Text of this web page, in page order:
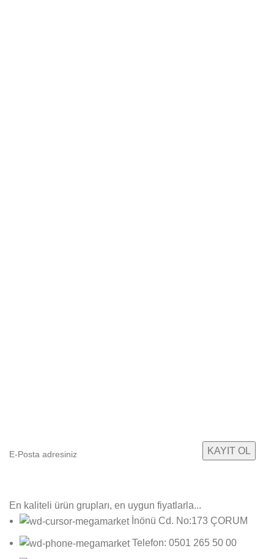
En kaliteli ürün grupları, en uygun fiyatlarla...
İnönü Cd. No:173 ÇORUM
Telefon: 0501 265 50 00